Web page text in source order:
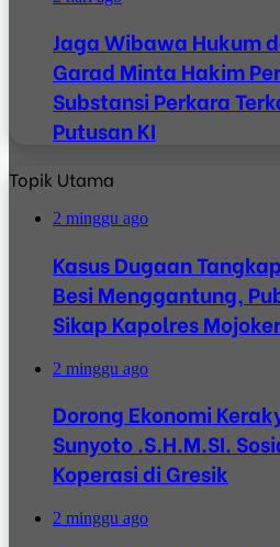
Jaga Wibawa Hukum
Garad Minta Hakim
Substansi Perkara
Putusan KI
Topik Utama
2 minggu ago
Kasus Dugaan
Besi Menggantung,
Sikap Kapolres
2 minggu ago
Dorong Ekonomi
Sunyoto .S.H.M.SI.
Koperasi di Gresik
2 minggu ago